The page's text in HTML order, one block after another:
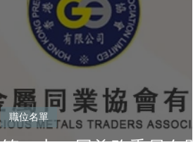
第二十一屆義務委員名單
職位名單